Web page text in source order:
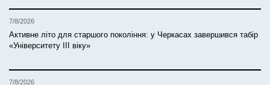
7/8/2026
Активне літо для старшого покоління: у Черкасах завершився табір
«Університету ІІІ віку»
7/8/2026